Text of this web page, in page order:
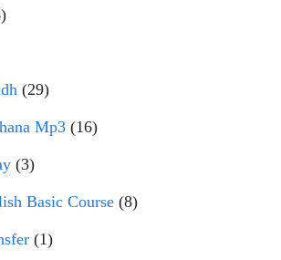
(29)
Mp3 (16)
(3)
Basic Course (8)
(1)